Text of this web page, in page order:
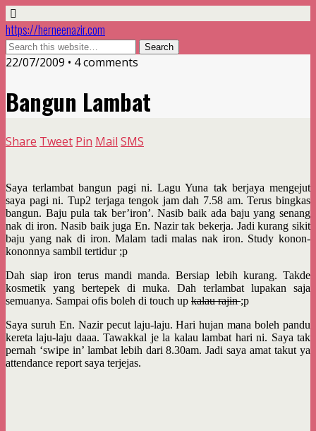
https://herneenazir.com
22/07/2009 • 4 comments
Bangun Lambat
Share Tweet Pin Mail SMS
Saya terlambat bangun pagi ni. Lagu Yuna tak berjaya mengejut
saya pagi ni. Tup2 terjaga tengok jam dah 7.58 am. Terus bingkas
bangun. Baju pula tak ber’iron’. Nasib baik ada baju yang senang
nak di iron. Nasib baik juga En. Nazir tak bekerja. Jadi kurang sikit
baju yang nak di iron. Malam tadi malas nak iron. Study konon-
kononnya sambil tertidur ;p
Dah siap iron terus mandi manda. Bersiap lebih kurang. Takde
kosmetik yang bertepek di muka. Dah terlambat lupakan saja
semuanya. Sampai ofis boleh di touch up kalau rajin;p
Saya suruh En. Nazir pecut laju-laju. Hari hujan mana boleh pandu
kereta laju-laju daaa. Tawakkal je la kalau lambat hari ni. Saya tak
pernah ‘swipe in’ lambat lebih dari 8.30am. Jadi saya amat takut ya
attendance report saya terjejas.